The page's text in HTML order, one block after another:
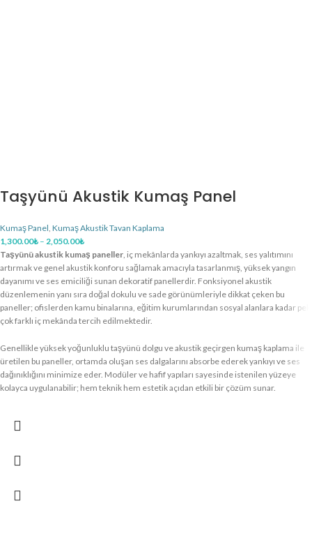
Taşyünü Akustik Kumaş Panel
Kumaş Panel, Kumaş Akustik Tavan Kaplama
1,300.00₺ – 2,050.00₺
Taşyünü akustik kumaş paneller, iç mekânlarda yankıyı azaltmak, ses yalıtımını
artırmak ve genel akustik konforu sağlamak amacıyla tasarlanmış, yüksek yangın
dayanımı ve ses emiciliği sunan dekoratif panellerdir. Fonksiyonel akustik
düzenlemenin yanı sıra doğal dokulu ve sade görünümleriyle dikkat çeken bu
paneller; ofislerden kamu binalarına, eğitim kurumlarından sosyal alanlara kadar pek
çok farklı iç mekânda tercih edilmektedir.
Genellikle yüksek yoğunluklu taşyünü dolgu ve akustik geçirgen kumaş kaplama ile
üretilen bu paneller, ortamda oluşan ses dalgalarını absorbe ederek yankıyı ve ses
dağınıklığını minimize eder. Modüler ve hafif yapıları sayesinde istenilen yüzeye
kolayca uygulanabilir; hem teknik hem estetik açıdan etkili bir çözüm sunar.